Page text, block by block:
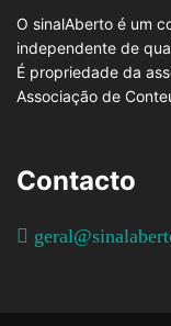
O sinalAberto é um
independente de
É propriedade da
Associação de
Contacto